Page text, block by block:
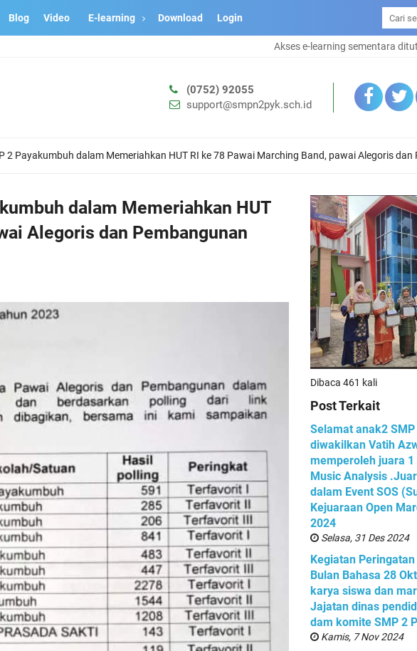
Blog Video E-learning Download Login
Akses e-learning sementara ditutup karna
(0752) 92055
support@smpn2pyk.sch.id
2 Payakumbuh dalam Memeriahkan HUT RI ke 78 Pawai Marching Band, pawai Alegoris dan
dalam Memeriahkan HUT
Alegoris dan Pembangunan
Dibaca 461 kali
Post Terkait
Selamat anak2
diwakilkan Vatih
memperoleh juara
Music Analysis
dalam Event SOS
Kejuaraan Open
2024
Selasa, 31 Des 2024
Kegiatan
Bulan Bahasa 28
karya siswa dan
Jajatan dinas
dam komite SMP 2
Kamis, 7 Nov 2024